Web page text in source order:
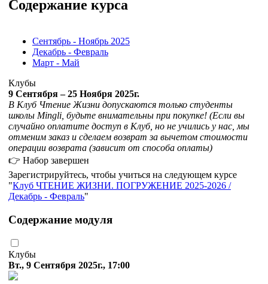
Содержание курса
Сентябрь - Ноябрь 2025
Декабрь - Февраль
Март - Май
Клубы
9 Сентября – 25 Ноября 2025г.
В Клуб Чтение Жизни допускаются только студенты
школы Mingli, будьте внимательны при покупке! (Если вы
случайно оплатите доступ в Клуб, но не учились у нас, мы
отменим заказ и сделаем возврат за вычетом стоимости
операции возврата (зависит от способа оплаты)
👉 Набор завершен
Зарегистрируйтесь, чтобы учиться на следующем курсе
Клуб ЧТЕНИЕ ЖИЗНИ. ПОГРУЖЕНИЕ 2025-2026 /
Декабрь - Февраль
Содержание модуля
Клубы
Вт., 9 Сентября 2025г., 17:00